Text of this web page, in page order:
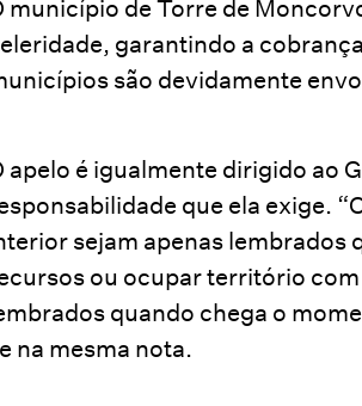
município de Torre de
garantindo a
são devidamente
apelo é igualmente dirigido ao
que ela exige.
sejam apenas lembrados
ou ocupar território
quando chega o
na mesma nota.